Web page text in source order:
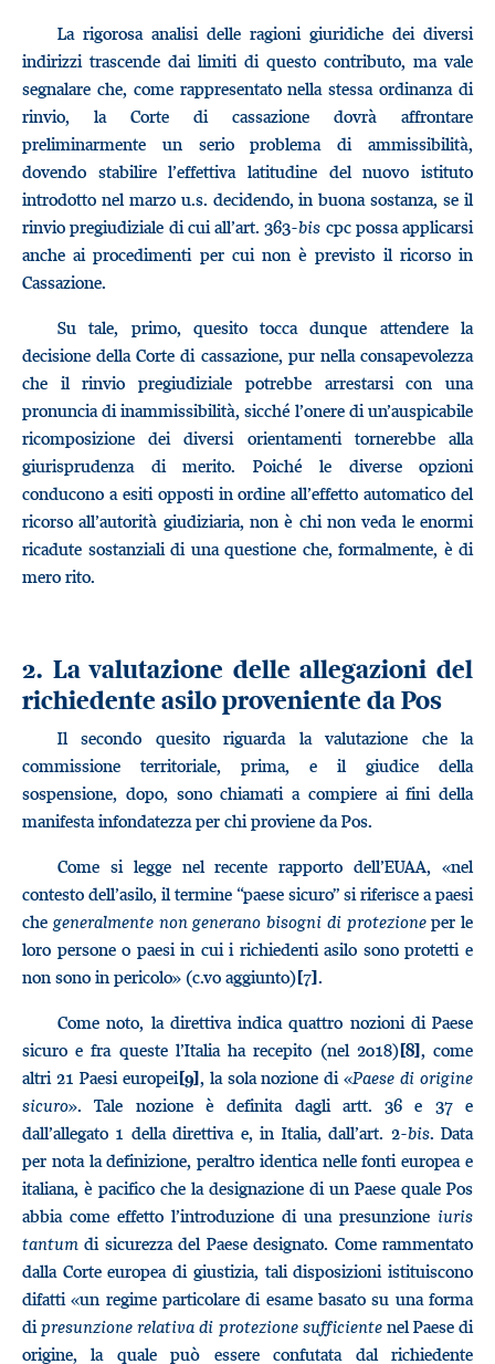
La rigorosa analisi delle ragioni giuridiche dei diversi
indirizzi trascende dai limiti di questo contributo, ma vale
segnalare che, come rappresentato nella stessa ordinanza di
rinvio, la Corte di cassazione dovrà affrontare
preliminarmente un serio problema di ammissibilità,
dovendo stabilire l’effettiva latitudine del nuovo istituto
introdotto nel marzo u.s. decidendo, in buona sostanza, se il
rinvio pregiudiziale di cui all’art. 363-bis cpc possa applicarsi
anche ai procedimenti per cui non è previsto il ricorso in
Cassazione.
Su tale, primo, quesito tocca dunque attendere la
decisione della Corte di cassazione, pur nella consapevolezza
che il rinvio pregiudiziale potrebbe arrestarsi con una
pronuncia di inammissibilità, sicché l’onere di un’auspicabile
ricomposizione dei diversi orientamenti tornerebbe alla
giurisprudenza di merito. Poiché le diverse opzioni
conducono a esiti opposti in ordine all’effetto automatico del
ricorso all’autorità giudiziaria, non è chi non veda le enormi
ricadute sostanziali di una questione che, formalmente, è di
mero rito.
2. La valutazione delle allegazioni del
richiedente asilo proveniente da Pos
Il secondo quesito riguarda la valutazione che la
commissione territoriale, prima, e il giudice della
sospensione, dopo, sono chiamati a compiere ai fini della
manifesta infondatezza per chi proviene da Pos.
Come si legge nel recente rapporto dell’EUAA, «nel
contesto dell’asilo, il termine “paese sicuro” si riferisce a paesi
che generalmente non generano bisogni di protezioneper le
loro persone o paesi in cui i richiedenti asilo sono protetti e
non sono in pericolo» (c.vo aggiunto)[7].
Come noto, la direttiva indica quattro nozioni di Paese
sicuro e fra queste l’Italia ha recepito (nel 2018)[8], come
altri 21 Paesi europei[9], la sola nozione di «Paese di origine
sicuro». Tale nozione è definita dagli artt. 36 e 37 e
dall’allegato 1 della direttiva e, in Italia, dall’art. 2-bis. Data
per nota la definizione, peraltro identica nelle fonti europea e
italiana, è pacifico che la designazione di un Paese quale Pos
abbia come effetto l’introduzione di una presunzione iuris
tantum di sicurezza del Paese designato. Come rammentato
dalla Corte europea di giustizia, tali disposizioni istituiscono
difatti «un regime particolare di esame basato su una forma
dipresunzione relativa di protezione sufficientenel Paese di
origine, la quale può essere confutata dal richiedente